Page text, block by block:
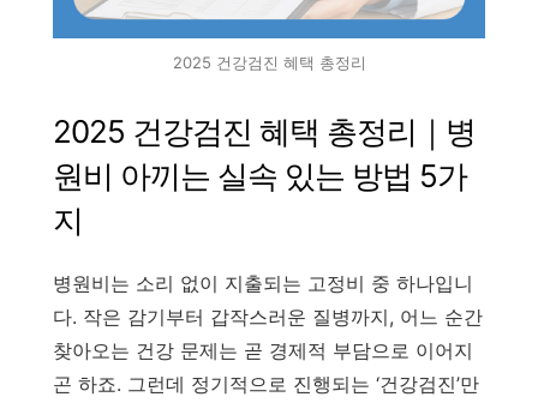
2025 건강검진 혜택 총정리
2025 건강검진 혜택 총정리｜병
원비 아끼는 실속 있는 방법 5가
지
병원비는 소리 없이 지출되는 고정비 중 하나입니
다. 작은 감기부터 갑작스러운 질병까지, 어느 순간
찾아오는 건강 문제는 곧 경제적 부담으로 이어지
곤 하죠. 그런데 정기적으로 진행되는 ‘건강검진’만